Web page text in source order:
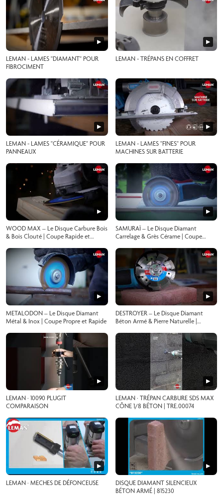
▶
LEMAN - LAMES "DIAMANT" POUR
FIBROCIMENT
▶
LEMAN - TRÉPANS EN COFFRET
▶
LEMAN - LAMES "CÉRAMIQUE" POUR
PANNEAUX
▶
LEMAN - LAMES "FINES" POUR
MACHINES SUR BATTERIE
▶
WOOD MAX – Le Disque Carbure Bois
& Bois Clouté | Coupe Rapide et
▶
SAMURAÏ – Le Disque Diamant
Carrelage & Grès Cérame | Coupe
▶
METALODON – Le Disque Diamant
Métal & Inox | Coupe Propre et Rapide
▶
DESTROYER – Le Disque Diamant
Béton Armé & Pierre Naturelle |
▶
LEMAN · 10090 PLUGIT
COMPARAISON
▶
LEMAN · TRÉPAN CARBURE SDS MAX
CÔNE 1/8 BÉTON | TRE.00074
▶
LEMAN · MECHES DE DÉFONCEUSE
▶
DISQUE DIAMANT SILENCIEUX
BÉTON ARMÉ | 815230